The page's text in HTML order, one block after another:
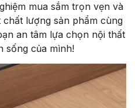
mua sắm trọn vẹn và
lượng sản phẩm cùng
an tâm lựa chọn nội thất
sống của mình!